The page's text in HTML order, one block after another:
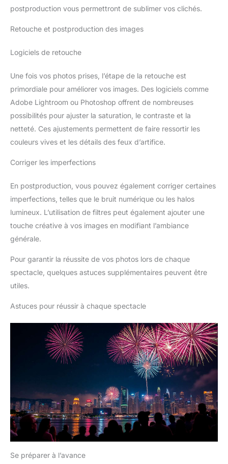
postproduction vous permettront de sublimer vos clichés.
Retouche et postproduction des images
Logiciels de retouche
Une fois vos photos prises, l’étape de la retouche est
primordiale pour améliorer vos images. Des logiciels comme
Adobe Lightroom ou Photoshop offrent de nombreuses
possibilités pour ajuster la saturation, le contraste et la
netteté. Ces ajustements permettent de faire ressortir les
couleurs vives et les détails des feux d’artifice.
Corriger les imperfections
En postproduction, vous pouvez également corriger certaines
imperfections, telles que le bruit numérique ou les halos
lumineux. L’utilisation de filtres peut également ajouter une
touche créative à vos images en modifiant l’ambiance
générale.
Pour garantir la réussite de vos photos lors de chaque
spectacle, quelques astuces supplémentaires peuvent être
utiles.
Astuces pour réussir à chaque spectacle
Se préparer à l’avance